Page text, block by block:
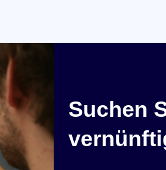
Suchen